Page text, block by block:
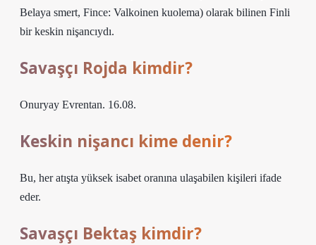
Belaya smert, Fince: Valkoinen kuolema) olarak bilinen Finli
bir keskin nişancıydı.
Savaşçı Rojda kimdir?
Onuryay Evrentan. 16.08.
Keskin nişancı kime denir?
Bu, her atışta yüksek isabet oranına ulaşabilen kişileri ifade
eder.
Savaşçı Bektaş kimdir?